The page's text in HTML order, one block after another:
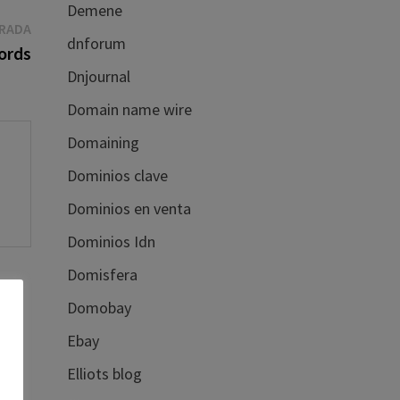
Entrada
siguiente:
Demene
dnforum
Dnjournal
Domain name wire
Domaining
Dominios clave
Dominios en venta
Dominios Idn
Domisfera
Domobay
Ebay
Elliots blog